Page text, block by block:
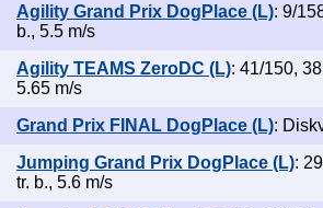
Agility Grand Prix DogPlace (L): 9/
b., 5.5 m/s
Agility TEAMS ZeroDC (L): 41/150,
5.65 m/s
Grand Prix FINAL DogPlace (L):
Jumping Grand Prix DogPlace (L):
tr. b., 5.6 m/s